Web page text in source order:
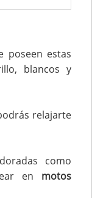
poseen estas
blancos y
relajarte
como
en motos